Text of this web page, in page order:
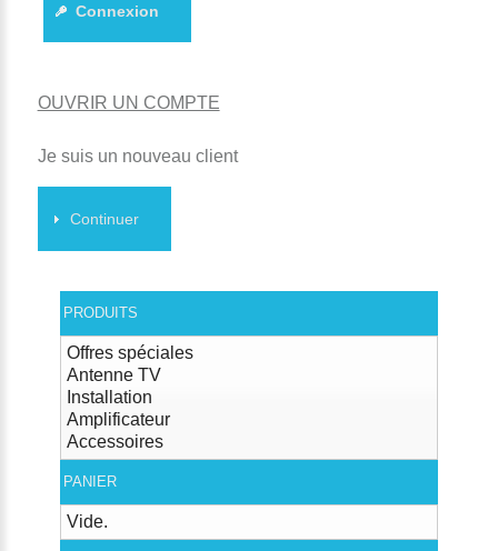
Connexion
OUVRIR UN COMPTE
Je suis un nouveau client
Continuer
PRODUITS
Offres spéciales
Antenne TV
Installation
Amplificateur
Accessoires
PANIER
Vide.